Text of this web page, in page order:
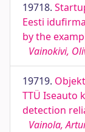
19718.
Eesti
by the
Vainokivi,
19719.
TTÜ Iseauto
detection
Vainola,